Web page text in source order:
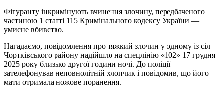
Фігуранту інкримінують вчинення злочину, передбаченого
частиною 1 статті 115 Кримінального кодексу України —
умисне вбивство.
Нагадаємо, повідомлення про тяжкий злочин у одному із сіл
Чортківського району надійшло на спецлінію «102» 17 грудня
2025 року близько другої години ночі. До поліції
зателефонував неповнолітній хлопчик і повідомив, що його
мати отримала ножове поранення.